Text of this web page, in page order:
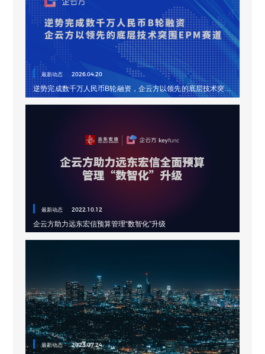
最新动态 2026.04.20
逆势完成数千万人民币B轮融资，企云方以领先的底层技术突围
EPM赛道
最新动态 2022.10.12
企云方助力远东宏信预算管理“数智化”升级
最新动态 2023.07.24